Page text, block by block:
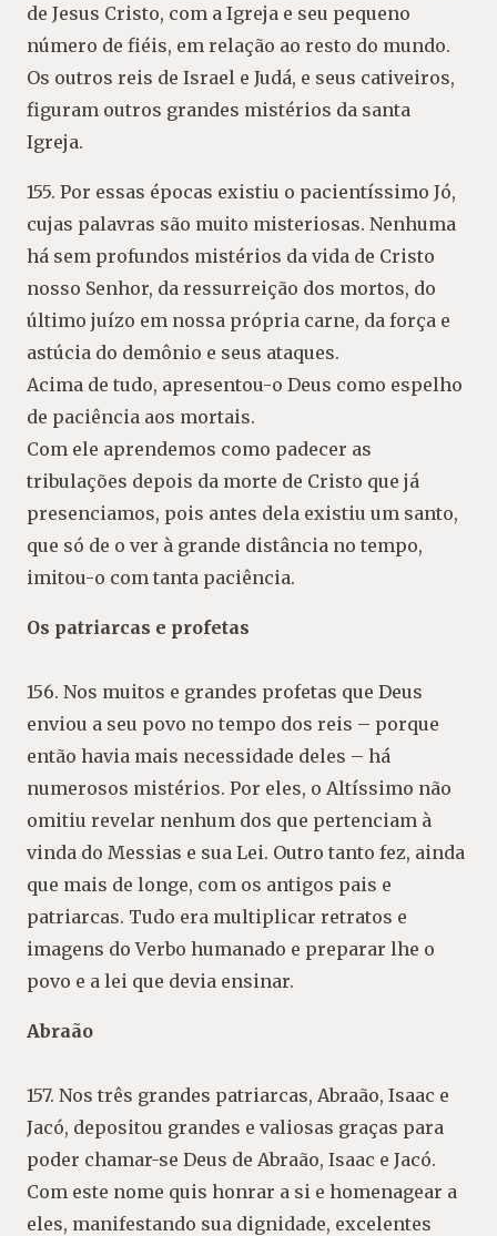
de Jesus Cristo, com a Igreja e seu pequeno
número de fiéis, em relação ao resto do mundo.
Os outros reis de Israel e Judá, e seus cativeiros,
figuram outros grandes mistérios da santa
Igreja.
155. Por essas épocas existiu o pacientíssimo Jó,
cujas palavras são muito misteriosas. Nenhuma
há sem profundos mistérios da vida de Cristo
nosso Senhor, da ressurreição dos mortos, do
último juízo em nossa própria carne, da força e
astúcia do demônio e seus ataques.
Acima de tudo, apresentou-o Deus como espelho
de paciência aos mortais.
Com ele aprendemos como padecer as
tribulações depois da morte de Cristo que já
presenciamos, pois antes dela existiu um santo,
que só de o ver à grande distância no tempo,
imitou-o com tanta paciência.
Os patriarcas e profetas
156. Nos muitos e grandes profetas que Deus
enviou a seu povo no tempo dos reis – porque
então havia mais necessidade deles – há
numerosos mistérios. Por eles, o Altíssimo não
omitiu revelar nenhum dos que pertenciam à
vinda do Messias e sua Lei. Outro tanto fez, ainda
que mais de longe, com os antigos pais e
patriarcas. Tudo era multiplicar retratos e
imagens do Verbo humanado e preparar lhe o
povo e a lei que devia ensinar.
Abraão
157. Nos três grandes patriarcas, Abraão, Isaac e
Jacó, depositou grandes e valiosas graças para
poder chamar-se Deus de Abraão, Isaac e Jacó.
Com este nome quis honrar a si e homenagear a
eles, manifestando sua dignidade, excelentes